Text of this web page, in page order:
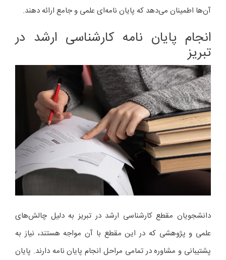
آن‌ها اطمینان می‌دهد که پایان‌ نامه‌ای علمی و جامع ارائه دهند.
انجام پایان‌ نامه کارشناسی ارشد در
تبریز
دانشجویان مقطع کارشناسی ارشد در تبریز به دلیل چالش‌های
علمی و پژوهشی که در این مقطع با آن مواجه هستند، نیاز به
پشتیبانی و مشاوره در تمامی مراحل انجام پایان‌ نامه دارند. پایان‌